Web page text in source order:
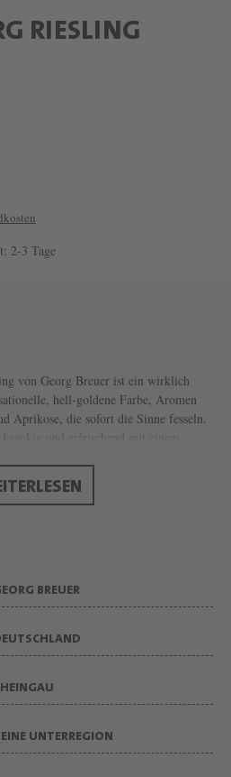
RIESLING
G
R
G
O
W
I
2-3 Tage
von Georg Breuer ist ein wirklich
hell-goldene Farbe, Aromen
Aprikose, die sofort die Sinne fesseln.
und erfrischend mit einem
BREUER
UNTERREGION